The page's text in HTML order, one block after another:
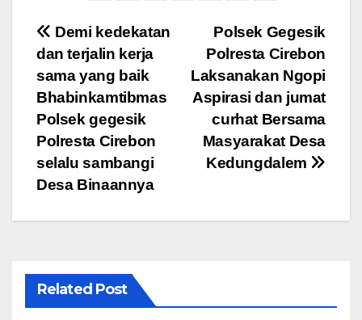
Navigasi
pos
Polsek Gegesik
Polresta Cirebon
Laksanakan Ngopi
Aspirasi dan jumat
curhat Bersama
Masyarakat Desa
Kedungdalem
Demi kedekatan
dan terjalin kerja
sama yang baik
Bhabinkamtibmas
Polsek gegesik
Polresta Cirebon
selalu sambangi
Desa Binaannya
Related Post